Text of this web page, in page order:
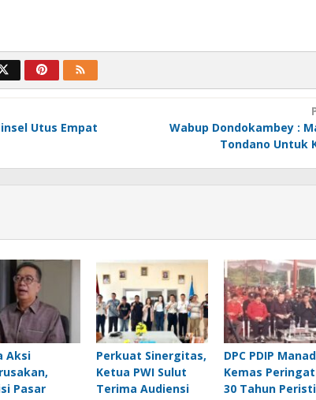
Utus Empat
Wabup Dondokambey :
Tondano Untuk
Aksi
Pasar
Perkuat Sinergitas,
Ketua PWI Sulut
Terima Audiensi
DPC PDIP
Kemas
30 Tahun